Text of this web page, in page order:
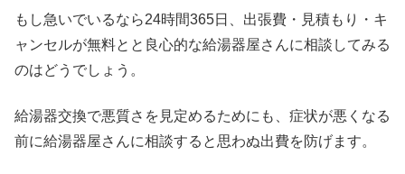
もし急いでいるなら24時間365日、出張費・見積もり・キ
ャンセルが無料とと良心的な給湯器屋さんに相談してみる
のはどうでしょう。
給湯器交換で悪質さを見定めるためにも、症状が悪くなる
前に給湯器屋さんに相談すると思わぬ出費を防げます。